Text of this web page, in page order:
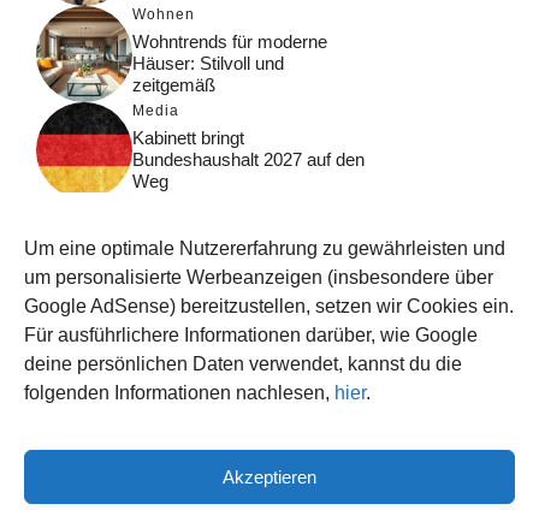
Um eine optimale Nutzererfahrung zu gewährleisten und
um personalisierte Werbeanzeigen (insbesondere über
Google AdSense) bereitzustellen, setzen wir Cookies ein.
Für ausführlichere Informationen darüber, wie Google
deine persönlichen Daten verwendet, kannst du die
folgenden Informationen nachlesen, hier.
Akzeptieren
Wohnen
Wohntrends für moderne
Häuser: Stilvoll und
zeitgemäß
Media
Kabinett bringt
Bundeshaushalt 2027 auf den
Weg
Funktionsweise, Prozesse
und Rankinglogik
Computer
Wieso habe ich im moment
kein Internet?
© 2026 WISSEN123.DE